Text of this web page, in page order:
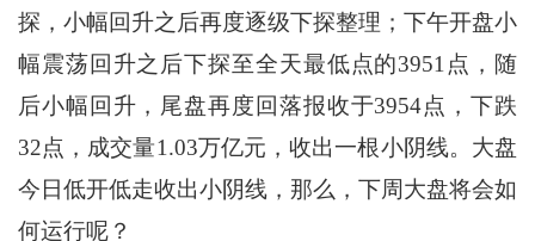
探，小幅回升之后再度逐级下探整理；下午开盘小
幅震荡回升之后下探至全天最低点的3951点，随
后小幅回升，尾盘再度回落报收于3954点，下跌
32点，成交量1.03万亿元，收出一根小阴线。大盘
今日低开低走收出小阴线，那么，下周大盘将会如
何运行呢？